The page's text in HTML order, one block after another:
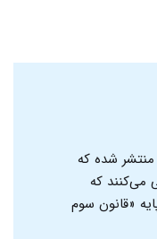
شده که
می‌کنند که
«قانون سوم